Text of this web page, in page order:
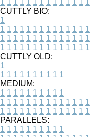
CUTTLY BIO:
1
1 1 1 1 1 1 1 1 1 1 1 1 1 1
1 1 1 1 1 1 1 1 1 1 1 1 1 1
1 1 1 1 1 1 1 1 1 1 1 1 1 1
CUTTLY OLD:
1
1 1 1 1 1 1 1 1 1 1
MEDIUM:
1 1 1 1 1 1 1 1 1 1
1 1 1 1 1 1 1 1 1 1 1 1 1 1
1 1 1 1 1 1 1 1 1 1 1 1 1 1
PARALLELS:
1 1 1 1 1 1 1 1 1 1